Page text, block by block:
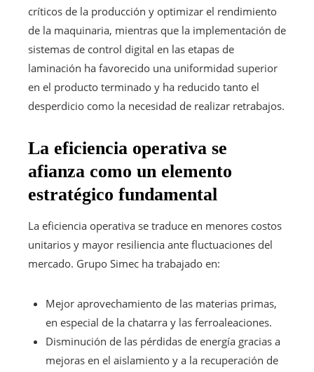
críticos de la producción y optimizar el rendimiento
de la maquinaria, mientras que la implementación de
sistemas de control digital en las etapas de
laminación ha favorecido una uniformidad superior
en el producto terminado y ha reducido tanto el
desperdicio como la necesidad de realizar retrabajos.
La eficiencia operativa se
afianza como un elemento
estratégico fundamental
La eficiencia operativa se traduce en menores costos
unitarios y mayor resiliencia ante fluctuaciones del
mercado. Grupo Simec ha trabajado en:
Mejor aprovechamiento de las materias primas,
en especial de la chatarra y las ferroaleaciones.
Disminución de las pérdidas de energía gracias a
mejoras en el aislamiento y a la recuperación de